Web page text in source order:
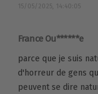
15/05/2025, 14:40:05
France Ou******e
parce que je suis
d'horreur de gens
peuvent se dire